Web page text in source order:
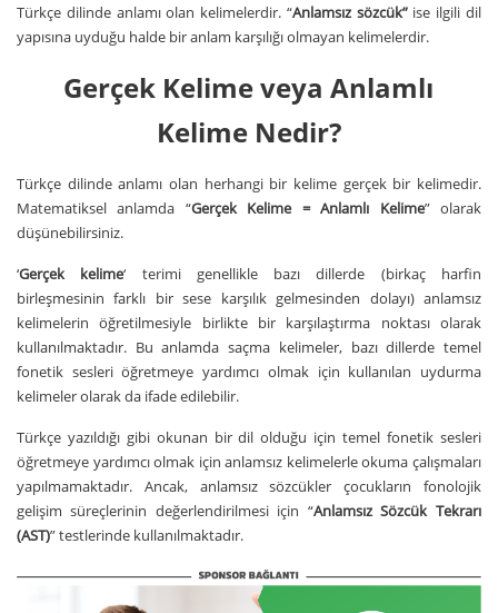
Türkçe dilinde anlamı olan kelimelerdir. “Anlamsız sözcük”ise ilgili dil
yapısına uyduğu halde bir anlam karşılığı olmayan kelimelerdir.
Gerçek Kelime veya Anlamlı
Kelime Nedir?
Türkçe dilinde anlamı olan herhangi bir kelime gerçek bir kelimedir.
Matematiksel anlamda “Gerçek Kelime = Anlamlı Kelime” olarak
düşünebilirsiniz.
‘Gerçek kelime‘ terimi genellikle bazı dillerde (birkaç harfin
birleşmesinin farklı bir sese karşılık gelmesinden dolayı) anlamsız
kelimelerin öğretilmesiyle birlikte bir karşılaştırma noktası olarak
kullanılmaktadır. Bu anlamda saçma kelimeler, bazı dillerde temel
fonetik sesleri öğretmeye yardımcı olmak için kullanılan uydurma
kelimeler olarak da ifade edilebilir.
Türkçe yazıldığı gibi okunan bir dil olduğu için temel fonetik sesleri
öğretmeye yardımcı olmak için anlamsız kelimelerle okuma çalışmaları
yapılmamaktadır. Ancak, anlamsız sözcükler çocukların fonolojik
gelişim süreçlerinin değerlendirilmesi için “Anlamsız Sözcük Tekrarı
(AST)” testlerinde kullanılmaktadır.